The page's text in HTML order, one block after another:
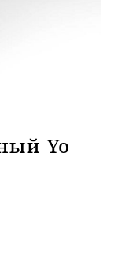
Yo